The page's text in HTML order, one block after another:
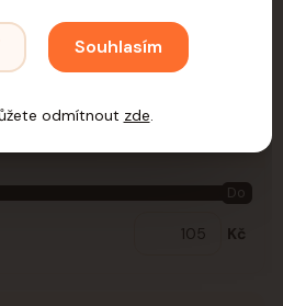
Ryba
Do
Kč
Souhlasím
odmítnout zde.